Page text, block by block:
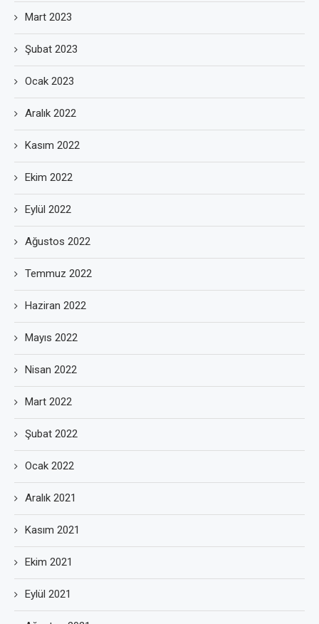
Mart 2023
Şubat 2023
Ocak 2023
Aralık 2022
Kasım 2022
Ekim 2022
Eylül 2022
Ağustos 2022
Temmuz 2022
Haziran 2022
Mayıs 2022
Nisan 2022
Mart 2022
Şubat 2022
Ocak 2022
Aralık 2021
Kasım 2021
Ekim 2021
Eylül 2021